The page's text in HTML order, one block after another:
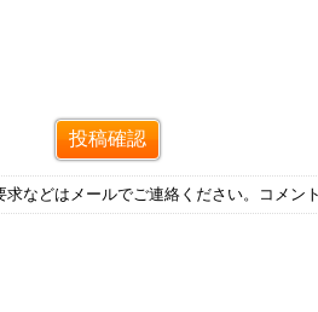
などはメールでご連絡ください。コメン